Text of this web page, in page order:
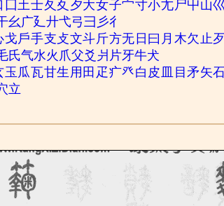
囗土士夂 夊 夕大女子宀寸小尢尸屮山巛
幺 广廴廾弋弓彐 彡彳
戈戶手支 攴文斗斤方无 日 曰 月 木欠止
氏气水火 爪父爻 爿 片牙牛犬
玉 瓜瓦甘生 用 田 疋疒癶白 皮 目矛矢
立